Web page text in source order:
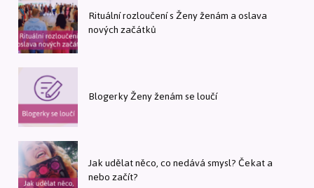
Rituální rozloučení s Ženy ženám a oslava
nových začátků
Blogerky Ženy ženám se loučí
Jak udělat něco, co nedává smysl? Čekat a
nebo začít?